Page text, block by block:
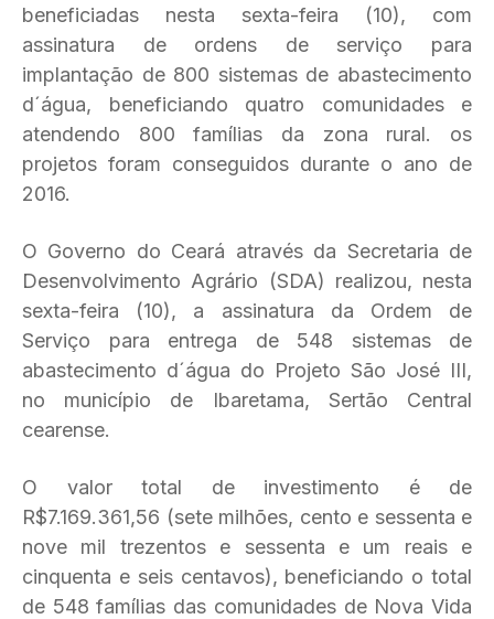
beneficiadas nesta sexta-feira (10), com
assinatura de ordens de serviço para
implantação de 800 sistemas de abastecimento
d´água, beneficiando quatro comunidades e
atendendo 800 famílias da zona rural. os
projetos foram conseguidos durante o ano de
2016.
O Governo do Ceará através da Secretaria de
Desenvolvimento Agrário (SDA) realizou, nesta
sexta-feira (10), a assinatura da Ordem de
Serviço para entrega de 548 sistemas de
abastecimento d´água do Projeto São José III,
no município de Ibaretama, Sertão Central
cearense.
O valor total de investimento é de
R$7.169.361,56 (sete milhões, cento e sessenta e
nove mil trezentos e sessenta e um reais e
cinquenta e seis centavos), beneficiando o total
de 548 famílias das comunidades de Nova Vida